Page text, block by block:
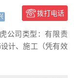
拨打电话
公司类型：有限责
计、施工（凭有效